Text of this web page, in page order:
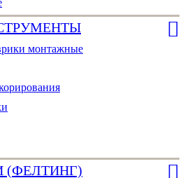
монтажные
(ФЕЛТИНГ)